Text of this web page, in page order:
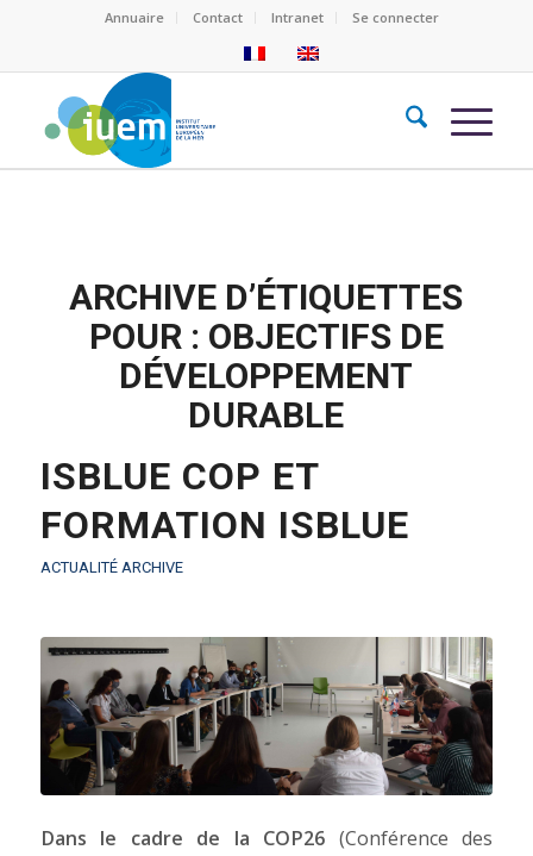
Annuaire Contact Intranet Se connecter
ARCHIVE D’ÉTIQUETTES
POUR : OBJECTIFS DE
DÉVELOPPEMENT
DURABLE
ISBLUE COP ET
FORMATION ISBLUE
ACTUALITÉ ARCHIVE
Dans le cadre de la COP26 (Conférence des